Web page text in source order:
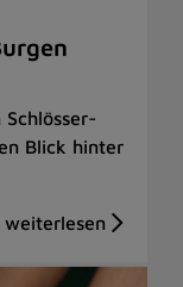
Blick hinter